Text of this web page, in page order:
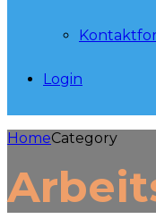
Login
HomeCategory